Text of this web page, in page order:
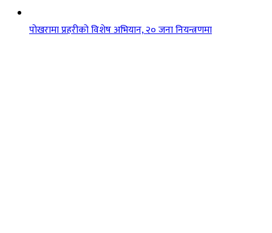
पोखरामा प्रहरीको विशेष अभियान, २० जना नियन्त्रणमा